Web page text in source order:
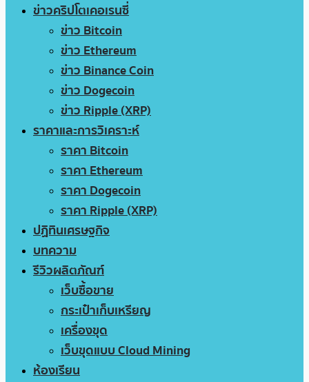
ข่าวคริปโตเคอเรนซี่
ข่าว Bitcoin
ข่าว Ethereum
ข่าว Binance Coin
ข่าว Dogecoin
ข่าว Ripple (XRP)
ราคาและการวิเคราะห์
ราคา Bitcoin
ราคา Ethereum
ราคา Dogecoin
ราคา Ripple (XRP)
ปฏิทินเศรษฐกิจ
บทความ
รีวิวผลิตภัณฑ์
เว็บซื้อขาย
กระเป๋าเก็บเหรียญ
เครื่องขุด
เว็บขุดแบบ Cloud Mining
ห้องเรียน